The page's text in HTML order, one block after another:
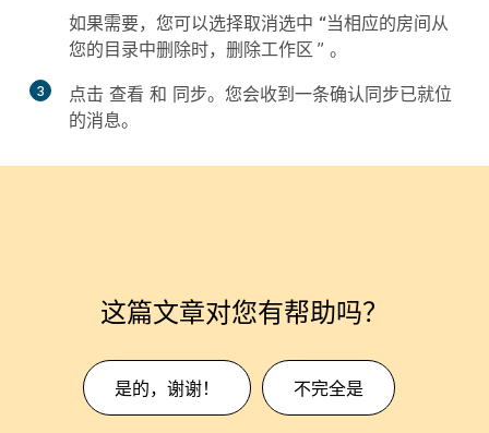
如果需要，您可以选择取消选中 “当相应的房间从
您的目录中删除时，删除工作区 ” 。
3 点击 查看 和 同步。您会收到一条确认同步已就位
的消息。
这篇文章对您有帮助吗？
是的，谢谢！ 不完全是